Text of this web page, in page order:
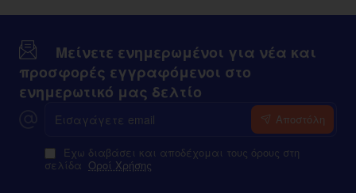
Μείνετε ενημερωμένοι για νέα και
προσφορές εγγραφόμενοι στο
ενημερωτικό μας δελτίο
email
Αποστόλη
Έχω διαβάσει και αποδέχομαι τους όρους στη
σελίδα Οροί Χρήσης